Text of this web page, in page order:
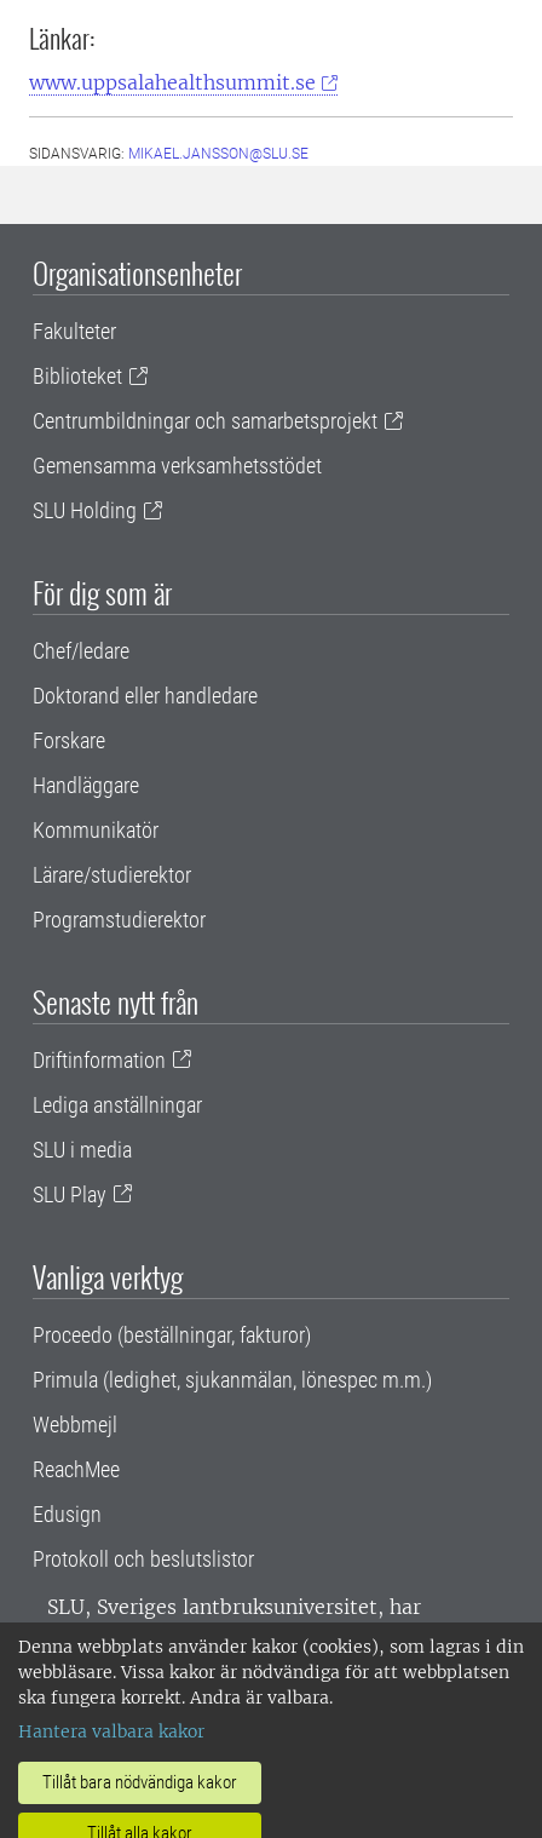
Denna webbplats använder kakor (cookies), som lagras i din
webbläsare. Vissa kakor är nödvändiga för att webbplatsen
ska fungera korrekt. Andra är valbara.
Hantera valbara kakor
Tillåt bara nödvändiga kakor
Tillåt alla kakor
Länkar:
www.uppsalahealthsummit.se
SIDANSVARIG: MIKAEL.JANSSON@SLU.SE
Organisationsenheter
Fakulteter
Biblioteket
Centrumbildningar och samarbetsprojekt
Gemensamma verksamhetsstödet
SLU Holding
För dig som är
Chef/ledare
Doktorand eller handledare
Forskare
Handläggare
Kommunikatör
Lärare/studierektor
Programstudierektor
Senaste nytt från
Driftinformation
Lediga anställningar
SLU i media
SLU Play
Vanliga verktyg
Proceedo (beställningar, fakturor)
Primula (ledighet, sjukanmälan, lönespec m.m.)
Webbmejl
ReachMee
Edusign
Protokoll och beslutslistor
SLU, Sveriges lantbruksuniversitet, har
verksamhet över hela Sverige. Huvudorter är
Alnarp, Uppsala och Umeå.SLU är
miljöcertifierat enligt ISO 14001. •
018-67 10 00 • Org nr: 202100-2817 •
Om SLU:s webbplatser
•Hantera kakor•Behandling av